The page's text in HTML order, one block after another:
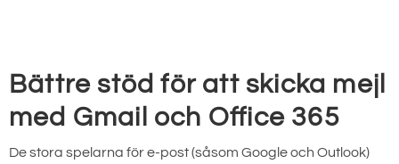
Bättre stöd för att skicka mejl
med Gmail och Office 365
De stora spelarna för e-post (såsom Google och Outlook)